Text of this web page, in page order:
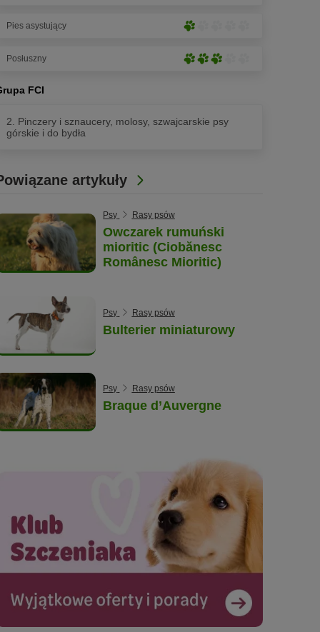
5
(1
5
Pies asystujący
Nieznaczne
(1
Posłuszny
Średnie
5
FCI
2. Pinczery i sznaucery, molosy, szwajcarskie psy
górskie i do bydła
artykuły
Psy Rasy psów
Owczarek rumuński
mioritic (Ciobănesc
Românesc Mioritic)
Psy Rasy psów
Bulterier miniaturowy
Psy Rasy psów
Braque d’Auvergne